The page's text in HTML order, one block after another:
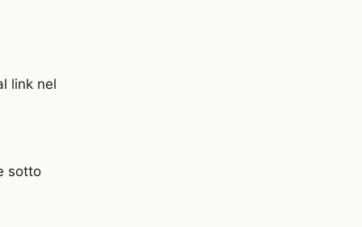
link nel
sotto